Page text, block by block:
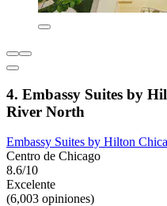
4. Embassy Suites by
River North
Embassy Suites by Hilton
Centro de Chicago
8.6/10
Excelente
(6,003 opiniones)